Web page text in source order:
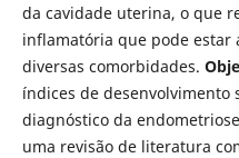
da cavidade uterina, o que
inflamatória que pode estar
diversas comorbidades.
índices de desenvolvimento
diagnóstico da
uma revisão de literatura